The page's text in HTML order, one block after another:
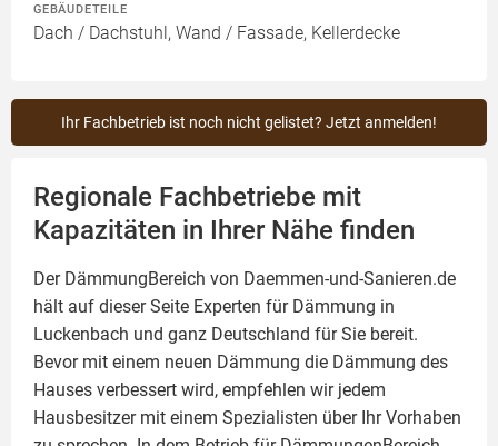
GEBÄUDETEILE
Dach / Dachstuhl, Wand / Fassade, Kellerdecke
Ihr Fachbetrieb ist noch nicht gelistet? Jetzt anmelden!
Regionale Fachbetriebe mit
Kapazitäten in Ihrer Nähe finden
Der DämmungBereich von Daemmen-und-Sanieren.de
hält auf dieser Seite Experten für Dämmung in
Luckenbach und ganz Deutschland für Sie bereit.
Bevor mit einem neuen Dämmung die Dämmung des
Hauses verbessert wird, empfehlen wir jedem
Hausbesitzer mit einem Spezialisten über Ihr Vorhaben